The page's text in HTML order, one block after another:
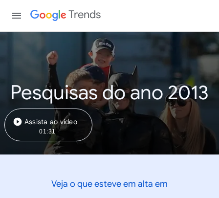
Trends
Pesquisas do ano 2013
Assista ao vídeo
01:31
Veja o que esteve em alta em